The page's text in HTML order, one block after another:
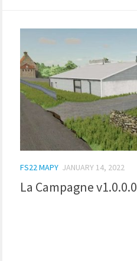
FS22 MAPY JANUARY 14, 2022
La Campagne v1.0.0.0